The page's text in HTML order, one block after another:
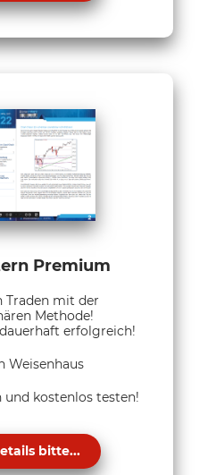
Premium
Traden mit der
Methode!
erfolgreich!
Weisenhaus
kostenlos testen!
bitte...